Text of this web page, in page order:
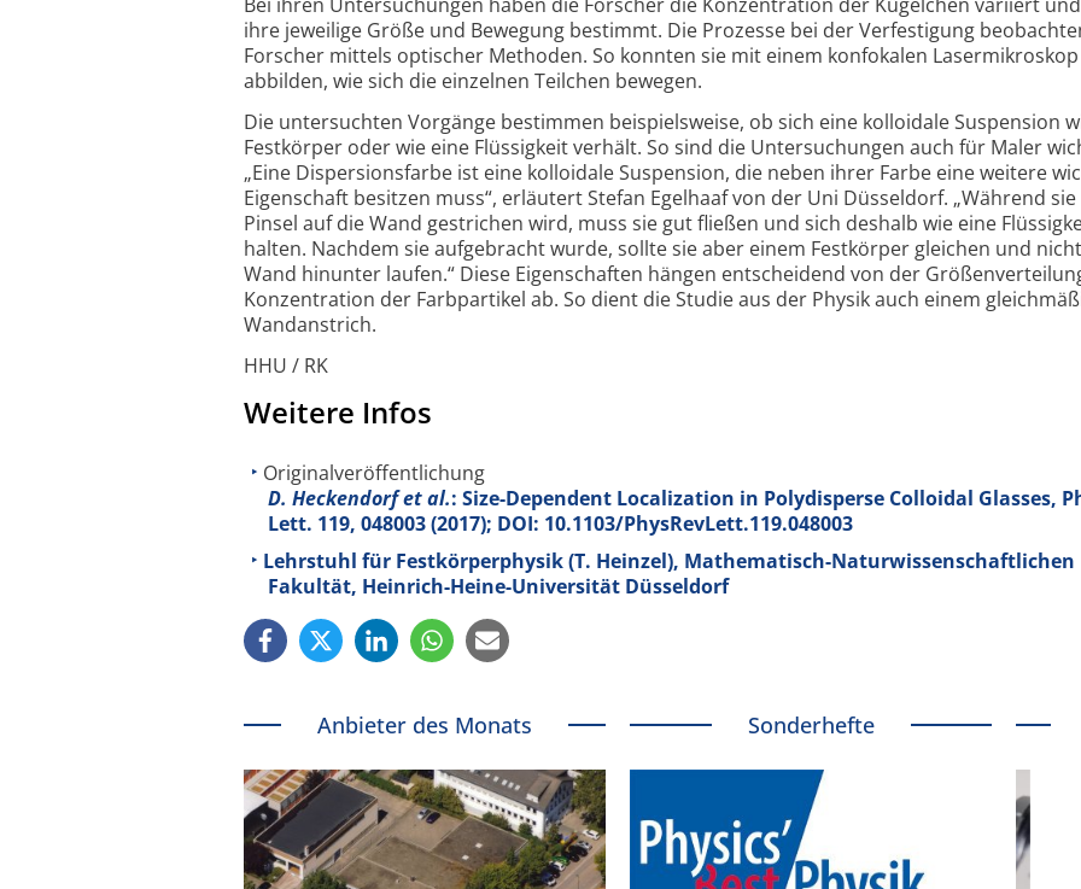
ihre jewei­lige Größe und Bewe­gung bestimmt. Die Prozesse bei der Verfes­tigung
Forscher mittels optischer Methoden. So konnten sie mit einem kon­fokalen
abbilden, wie sich die ein­zelnen Teilchen bewegen.
Die untersuchten Vorgänge bestimmen beispielsweise, ob sich eine kollo­idale Suspen­sion
Fest­körper oder wie eine Flüssig­keit verhält. So sind die Unter­suchungen auch für Maler
„Eine Disper­sions­farbe ist eine kollo­idale Suspen­sion, die neben ihrer Farbe eine weitere
Eigen­schaft besitzen muss“, erläutert Stefan Egel­haaf von der Uni Düssel­dorf. „Während
Pinsel auf die Wand gestrichen wird, muss sie gut fließen und sich deshalb wie eine
halten. Nach­dem sie aufge­bracht wurde, sollte sie aber einem Fest­körper gleichen und
Wand hinunter laufen.“ Diese Eigen­schaften hängen ent­schei­dend von der
Konzen­tra­tion der Farb­partikel ab. So dient die Studie aus der Physik auch einem
Wand­anstrich.
HHU / RK
Weitere Infos
Originalveröffentlichung
D. Heckendorf et al.: Size-Dependent Localization in Polydisperse Colloidal Glasses,
Lett. 119, 048003 (2017); DOI: 10.1103/PhysRevLett.119.048003
Lehrstuhl für Festkörperphysik (T. Heinzel), Mathematisch-Naturwissenschaftlichen
Fakultät, Heinrich-Heine-Universität Düsseldorf
Anbieter des Monats Sonderhefte